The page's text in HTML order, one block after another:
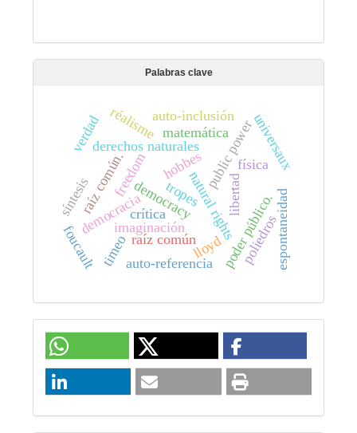
Palabras clave
democracy
democracia
freedom
derechos naturales
hobbes
libertad
natural rightspoder público.
public power
imaginación
raíz común.
espontaneidad
síntesis
raíz comúnlloyd
timeo
matemática
física
poliedros
tropes
universaux
réalismeauto-inclusión
auto-referencia
verdad
crítica
foucault